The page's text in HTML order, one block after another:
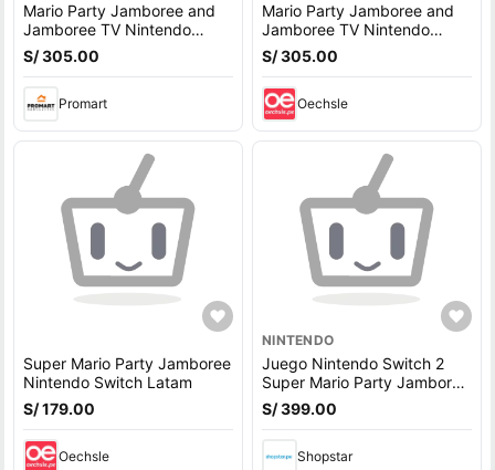
Mario Party Jamboree and
Jamboree TV Nintendo
Switch 2 Latam - PREVENTA
S/ 305.00
Promart
Mario Party Jamboree and
Jamboree TV Nintendo
Switch 2 Latam - PREVENTA
S/ 305.00
Oechsle
Super Mario Party Jamboree
Nintendo Switch Latam
S/ 179.00
Oechsle
NINTENDO
Juego Nintendo Switch 2
Super Mario Party Jamboree
+ Jamboree TV
S/ 399.00
Shopstar